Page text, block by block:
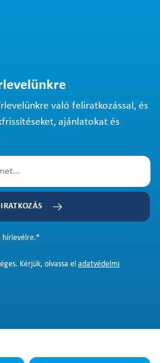
való feliratkozással, és
ajánlatokat és
hírlevélre.*
Kérjük, olvassa el adatvédelmi